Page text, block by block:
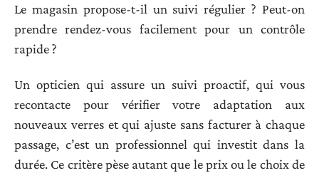
Le magasin propose-t-il un suivi régulier ? Peut-on
prendre rendez-vous facilement pour un contrôle
rapide ?
Un opticien qui assure un suivi proactif, qui vous
recontacte pour vérifier votre adaptation aux
nouveaux verres et qui ajuste sans facturer à chaque
passage, c’est un professionnel qui investit dans la
durée. Ce critère pèse autant que le prix ou le choix de